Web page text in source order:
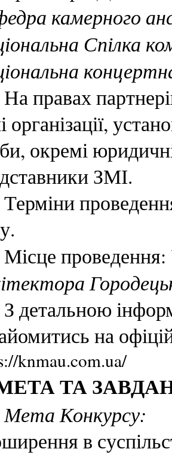
камерного
Спілка
На правах
організації,
окремі
ЗМІ.
Терміни
Місце
З детальною
на
knmau.com.ua/
МЕТА ТА
Мета Конкурсу:
в